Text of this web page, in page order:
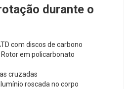
durante o
com discos de carbono
em policarbonato
cruzadas
roscada no corpo